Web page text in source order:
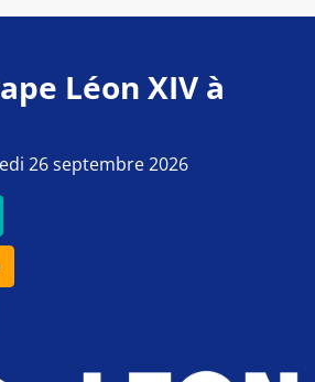
Léon XIV à
26 septembre 2026